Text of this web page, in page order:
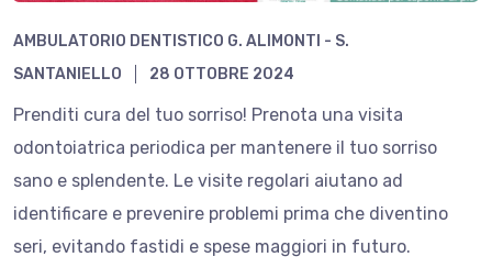
AMBULATORIO DENTISTICO G. ALIMONTI - S.
SANTANIELLO
28 OTTOBRE 2024
Prenditi cura del tuo sorriso! Prenota una visita
odontoiatrica periodica per mantenere il tuo sorriso
sano e splendente. Le visite regolari aiutano ad
identificare e prevenire problemi prima che diventino
seri, evitando fastidi e spese maggiori in futuro.